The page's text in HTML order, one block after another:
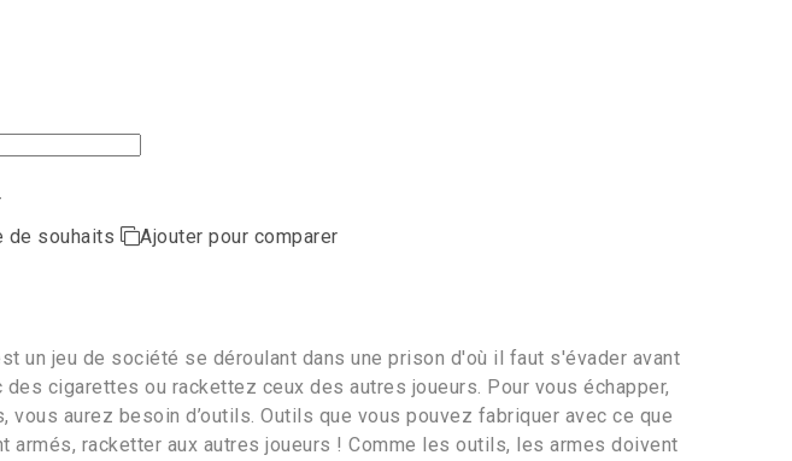
de souhaits
Ajouter pour comparer
un jeu de société se déroulant dans une prison d'où il faut s'évader avant
cigarettes ou rackettez ceux des autres joueurs. Pour vous échapper,
aurez besoin d’outils. Outils que vous pouvez fabriquer avec ce que
racketter aux autres joueurs ! Comme les outils, les armes doivent